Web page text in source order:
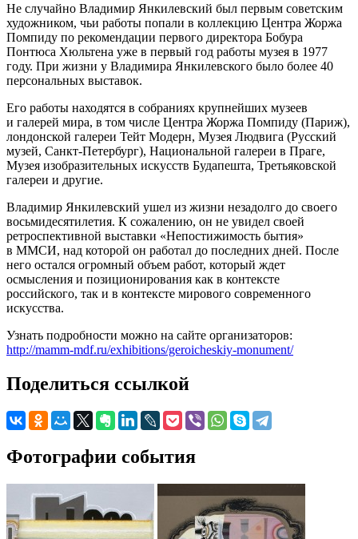
Не случайно Владимир Янкилевский был первым советским
художником, чьи работы попали в коллекцию Центра Жоржа
Помпиду по рекомендации первого директора Бобура
Понтюса Хюльтена уже в первый год работы музея в 1977
году. При жизни у Владимира Янкилевского было более 40
персональных выставок.
Его работы находятся в собраниях крупнейших музеев
и галерей мира, в том числе Центра Жоржа Помпиду (Париж),
лондонской галереи Тейт Модерн, Музея Людвига (Русский
музей, Санкт-Петербург), Национальной галереи в Праге,
Музея изобразительных искусств Будапешта, Третьяковской
галереи и другие.
Владимир Янкилевский ушел из жизни незадолго до своего
восьмидесятилетия. К сожалению, он не увидел своей
ретроспективной выставки «Непостижимость бытия»
в ММСИ, над которой он работал до последних дней. После
него остался огромный объем работ, который ждет
осмысления и позиционирования как в контексте
российского, так и в контексте мирового современного
искусства.
Узнать подробности можно на сайте организаторов:
http://mamm-mdf.ru/exhibitions/geroicheskiy-monument/
Поделиться ссылкой
Фотографии события